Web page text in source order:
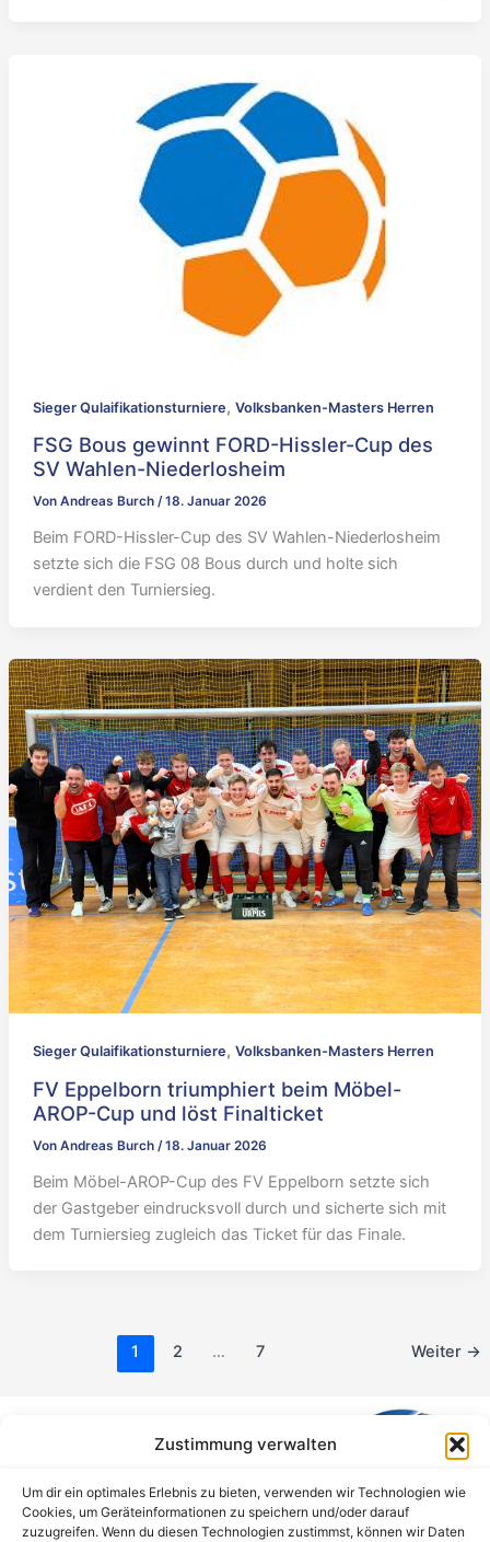
Zustimmung verwalten
Um dir ein optimales Erlebnis zu bieten, verwenden wir Technologien wie
Cookies, um Geräteinformationen zu speichern und/oder darauf
zuzugreifen. Wenn du diesen Technologien zustimmst, können wir Daten
Sieger Qulaifikationsturniere, Volksbanken-Masters Herren
FSG Bous gewinnt FORD-Hissler-Cup des
SV Wahlen-Niederlosheim
Von Andreas Burch /18. Januar 2026
Beim FORD-Hissler-Cup des SV Wahlen-Niederlosheim
setzte sich die FSG 08 Bous durch und holte sich
verdient den Turniersieg.
Sieger Qulaifikationsturniere, Volksbanken-Masters Herren
FV Eppelborn triumphiert beim Möbel-
AROP-Cup und löst Finalticket
Von Andreas Burch /18. Januar 2026
Beim Möbel-AROP-Cup des FV Eppelborn setzte sich
der Gastgeber eindrucksvoll durch und sicherte sich mit
dem Turniersieg zugleich das Ticket für das Finale.
1 2 … 7 Weiter →